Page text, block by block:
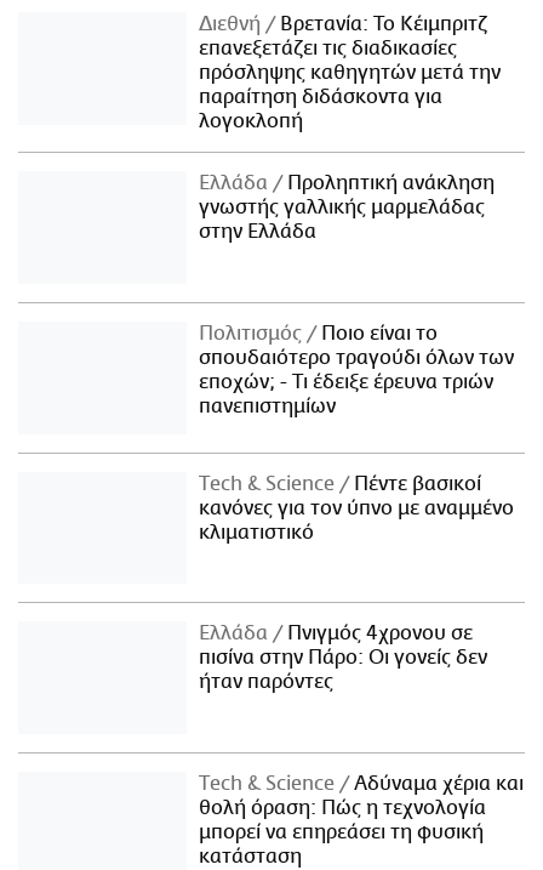
Διεθνή
Βρετανία: Το Κέιμπριτζ
επανεξετάζει τις διαδικασίες
πρόσληψης καθηγητών μετά την
παραίτηση διδάσκοντα για
λογοκλοπή
Ελλάδα
Προληπτική ανάκληση
γνωστής γαλλικής μαρμελάδας
στην Ελλάδα
Πολιτισμός
Ποιο είναι το
σπουδαιότερο τραγούδι όλων των
εποχών; - Τι έδειξε έρευνα τριών
πανεπιστημίων
Τech & Science
Πέντε βασικοί
κανόνες για τον ύπνο με αναμμένο
κλιματιστικό
Ελλάδα
Πνιγμός 4χρονου σε
πισίνα στην Πάρο: Οι γονείς δεν
ήταν παρόντες
Τech & Science
Αδύναμα χέρια και
θολή όραση: Πώς η τεχνολογία
μπορεί να επηρεάσει τη φυσική
κατάσταση